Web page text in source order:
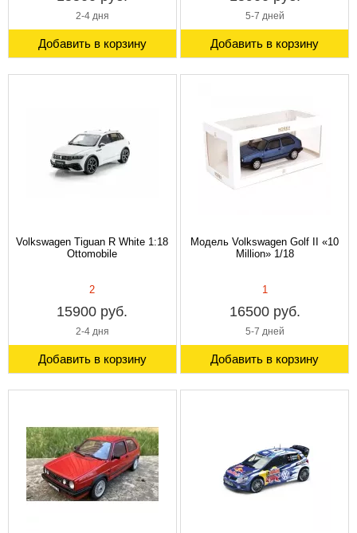
2-4 дня
Добавить в корзину
5-7 дней
Добавить в корзину
Volkswagen Tiguan R White 1:18
Ottomobile
2
15900 руб.
2-4 дня
Добавить в корзину
Модель Volkswagen Golf II «10
Million» 1/18
1
16500 руб.
5-7 дней
Добавить в корзину